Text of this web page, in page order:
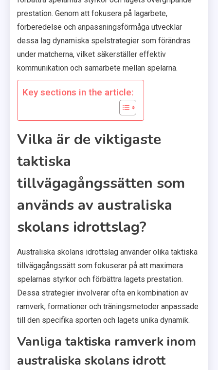
prestation. Genom att fokusera på lagarbete,
förberedelse och anpassningsförmåga utvecklar
dessa lag dynamiska spelstrategier som förändras
under matcherna, vilket säkerställer effektiv
kommunikation och samarbete mellan spelarna.
Key sections in the article:
Vilka är de viktigaste
taktiska
tillvägagångssätten som
används av australiska
skolans idrottslag?
Australiska skolans idrottslag använder olika taktiska
tillvägagångssätt som fokuserar på att maximera
spelarnas styrkor och förbättra lagets prestation.
Dessa strategier involverar ofta en kombination av
ramverk, formationer och träningsmetoder anpassade
till den specifika sporten och lagets unika dynamik.
Vanliga taktiska ramverk inom
australiska skolans idrott